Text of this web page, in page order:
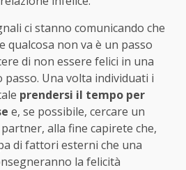
ci stanno comunicando che
qualcosa non va è un passo
di non essere felici in una
Una volta individuati i
prendersi il tempo per
e, se possibile, cercare un
alla fine capirete che,
di fattori esterni che una
la felicità